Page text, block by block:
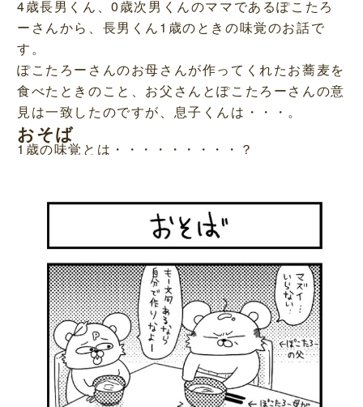
4歳長男くん、0歳次男くんのママであるぽこたろ
ーさんから、長男くん1歳のときの味覚のお話で
す。
ぽこたろーさんのお母さんが作ってくれたお蕎麦を
食べたときのこと、お父さんとぽこたろーさんの意
見は一致したのですが、息子くんは・・・。
おそば
1歳の味覚とは・・・・・・・・・？